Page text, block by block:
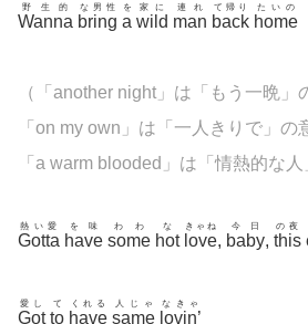
Wanna
野生的
bring
な男性
a
を
wild
家に
man
連れ
back
て帰り
home
たいの
（「another night」は「もう一晩」
「on my own」は「一人きりで」の
「a warm blooded」は「情熱的な人
Gotta
熱い愛
have
を味
some
わわ
hot
な
love
きゃね
, baby
今日
, this
の夜
Got
愛し
to
て
have
くれる
same
人じゃ
lovin’
なきゃ